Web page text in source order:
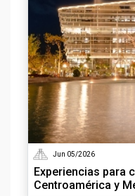
Jun 05/2026
Experiencias para
Centroamérica y